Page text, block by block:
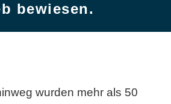
bewiesen.
wurden mehr als 50